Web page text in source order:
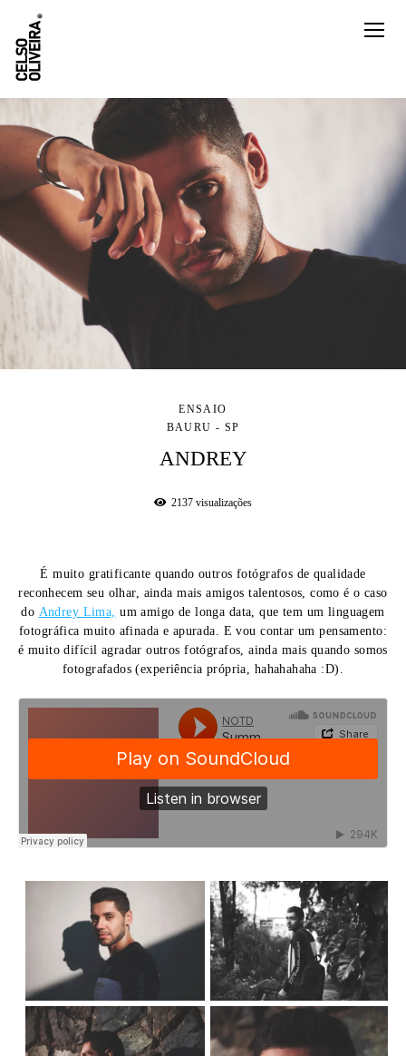
ENSAIO
BAURU - SP
ANDREY
2137 visualizações
É muito gratificante quando outros fotógrafos de qualidade
reconhecem seu olhar, ainda mais amigos talentosos, como é o caso
do Andrey Lima, um amigo de longa data, que tem um linguagem
fotográfica muito afinada e apurada. E vou contar um pensamento:
é muito difícil agradar outros fotógrafos, ainda mais quando somos
fotografados (experiência própria, hahahahaha :D).